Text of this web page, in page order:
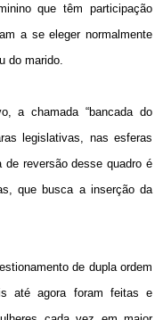
que têm participação
a se eleger normalmente
do marido.
a chamada “bancada do
legislativas, nas esferas
reversão desse quadro é
que busca a inserção da
de dupla ordem
até agora foram feitas e